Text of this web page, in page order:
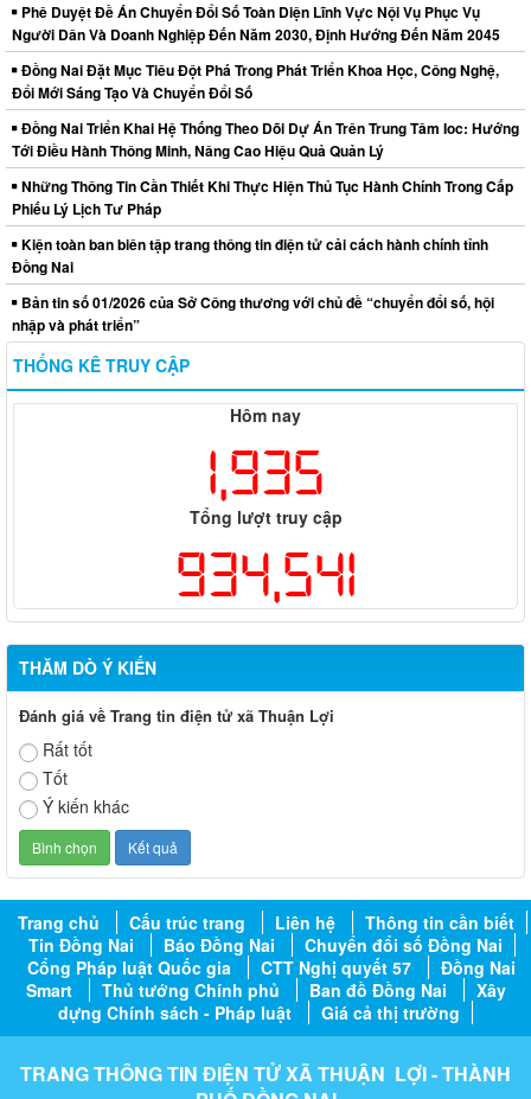
Phê Duyệt Đề Án Chuyển Đổi Số Toàn Diện Lĩnh Vực Nội Vụ Phục Vụ
Người Dân Và Doanh Nghiệp Đến Năm 2030, Định Hướng Đến Năm 2045
Đồng Nai Đặt Mục Tiêu Đột Phá Trong Phát Triển Khoa Học, Công Nghệ,
Đổi Mới Sáng Tạo Và Chuyển Đổi Số
Đồng Nai Triển Khai Hệ Thống Theo Dõi Dự Án Trên Trung Tâm Ioc: Hướng
Tới Điều Hành Thông Minh, Nâng Cao Hiệu Quả Quản Lý
Những Thông Tin Cần Thiết Khi Thực Hiện Thủ Tục Hành Chính Trong Cấp
Phiếu Lý Lịch Tư Pháp
Kiện toàn ban biên tập trang thông tin điện tử cải cách hành chính tỉnh
Đồng Nai
Bản tin số 01/2026 của Sở Công thương với chủ đề “chuyển đổi số, hội
nhập và phát triển”
THỐNG KÊ TRUY CẬP
Hôm nay
1,935
Tổng lượt truy cập
934,541
THĂM DÒ Ý KIẾN
Đánh giá về Trang tin điện tử xã Thuận Lợi
Rất tốt
Tốt
Ý kiến khác
Trang chủ Cấu trúc trang Liên hệ
Thông tin cần biết
Tin Đồng Nai
Báo Đồng Nai
Chuyển đổi số Đồng Nai
Cổng Pháp luật Quốc gia
CTT Nghị quyết 57
Đồng Nai
Smart
Thủ tướng Chính phủ Ban đồ Đồng Nai
Xây
dựng Chính sách - Pháp luật
Giá cả thị trường
TRANG THÔNG TIN ĐIỆN TỬ XÃ THUẬN LỢI - THÀNH